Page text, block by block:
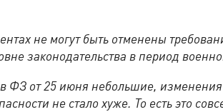
не могут быть отменены
законодательства в период
ФЗ от 25 июня небольшие, изменения
не стало хуже. То есть это